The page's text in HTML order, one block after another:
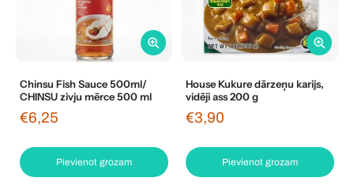
Chinsu Fish Sauce 500ml/
CHINSU zivju mērce 500 ml
€6,25
Pievienot grozam
House Kukure dārzeņu karijs,
vidēji ass 200 g
€3,90
Pievienot grozam